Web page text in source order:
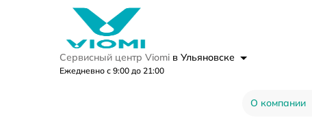
Сервисный центр Viomi в Ульяновске
Ежедневно с 9:00 до 21:00
О компании